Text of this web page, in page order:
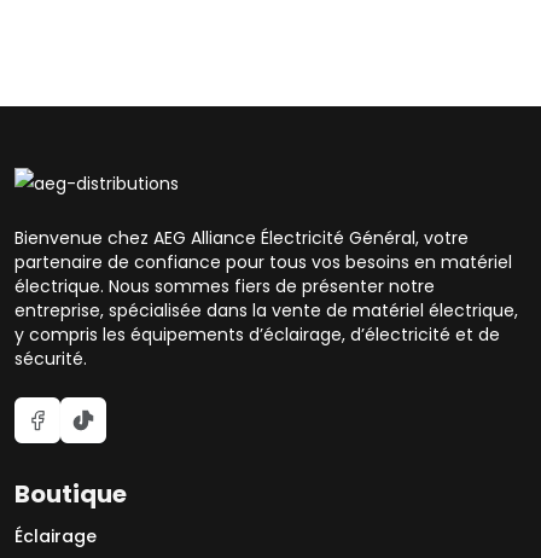
Bienvenue chez AEG Alliance Électricité Général, votre
partenaire de confiance pour tous vos besoins en matériel
électrique. Nous sommes fiers de présenter notre
entreprise, spécialisée dans la vente de matériel électrique,
y compris les équipements d’éclairage, d’électricité et de
sécurité.
Boutique
Éclairage